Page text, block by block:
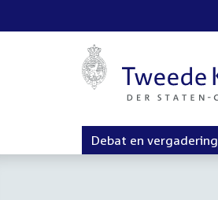
Debat en vergadering